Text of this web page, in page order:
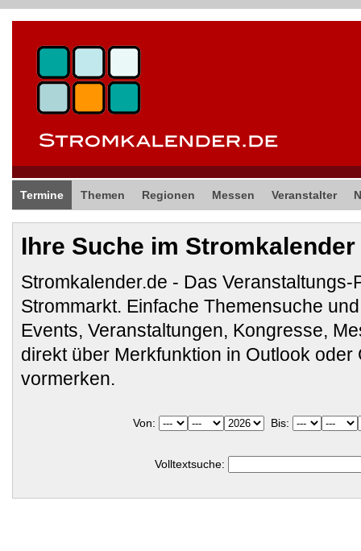
Termine Themen Regionen Messen Veranstalter
Ihre Suche im Stromkalender
Stromkalender.de - Das Veranstaltungs-
Strommarkt. Einfache Themensuche
Events, Veranstaltungen, Kongresse,
direkt über Merkfunktion in Outlook oder
vormerken.
Von: Bis:
Volltextsuche: